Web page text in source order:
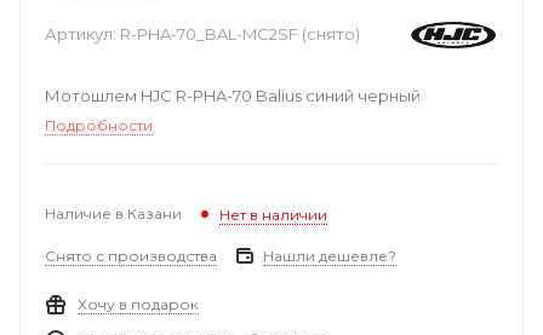
Артикул: R-PHA-70_BAL-MC2SF (снято)
Мотошлем HJC R-PHA-70 Balius синий черный
Подробности
Наличие в Казани Нет в наличии
Снято с производства Нашли дешевле?
Хочу в подарок